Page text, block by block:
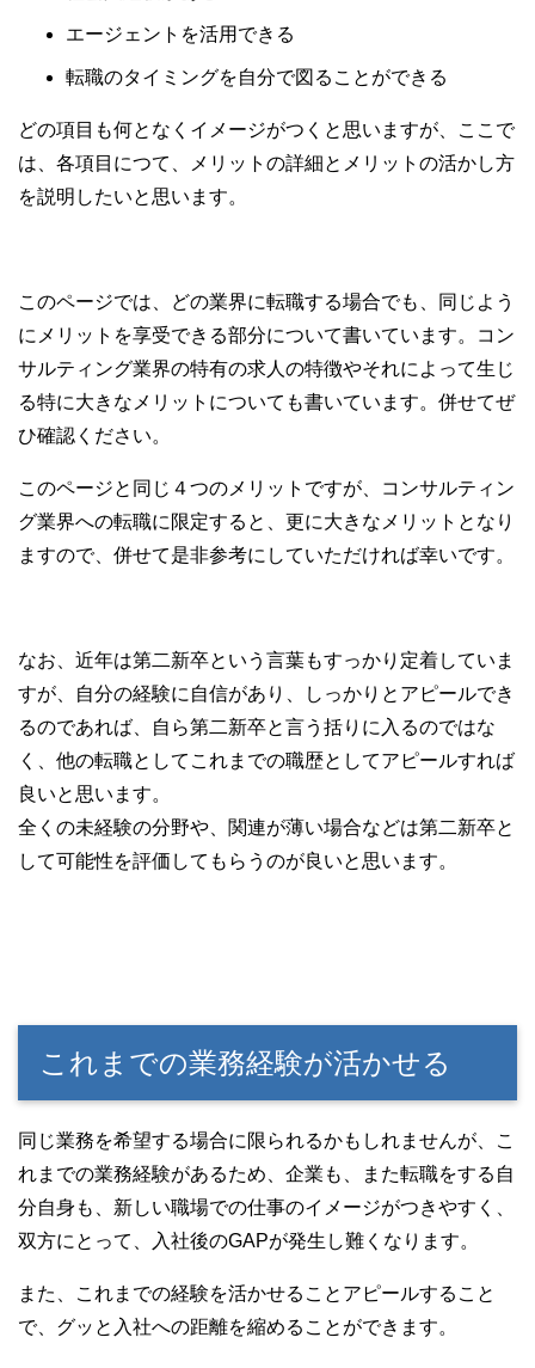
エージェントを活用できる
転職のタイミングを自分で図ることができる
どの項目も何となくイメージがつくと思いますが、ここで
は、各項目につて、メリットの詳細とメリットの活かし方
を説明したいと思います。
このページでは、どの業界に転職する場合でも、同じよう
にメリットを享受できる部分について書いています。コン
サルティング業界の特有の求人の特徴やそれによって生じ
る特に大きなメリットについても書いています。併せてぜ
ひ確認ください。
このページと同じ４つのメリットですが、コンサルティン
グ業界への転職に限定すると、更に大きなメリットとなり
ますので、併せて是非参考にしていただければ幸いです。
なお、近年は第二新卒という言葉もすっかり定着していま
すが、自分の経験に自信があり、しっかりとアピールでき
るのであれば、自ら第二新卒と言う括りに入るのではな
く、他の転職としてこれまでの職歴としてアピールすれば
良いと思います。
全くの未経験の分野や、関連が薄い場合などは第二新卒と
して可能性を評価してもらうのが良いと思います。
これまでの業務経験が活かせる
同じ業務を希望する場合に限られるかもしれませんが、こ
れまでの業務経験があるため、企業も、また転職をする自
分自身も、新しい職場での仕事のイメージがつきやすく、
双方にとって、入社後のGAPが発生し難くなります。
また、これまでの経験を活かせることアピールすること
で、グッと入社への距離を縮めることができます。